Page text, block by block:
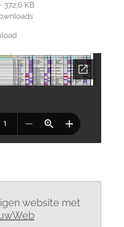
372,6 KB
website met